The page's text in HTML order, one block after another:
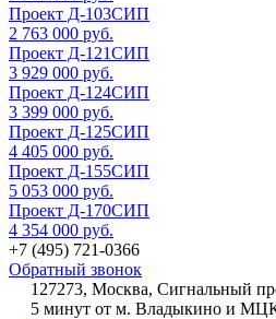
Проект Д-103СИП
2 763 000 руб.
Проект Д-121СИП
3 929 000 руб.
Проект Д-124СИП
3 399 000 руб.
Проект Д-125СИП
4 405 000 руб.
Проект Д-155СИП
5 053 000 руб.
Проект Д-170СИП
4 354 000 руб.
+7 (495) 721-0366
Обратный звонок
127273, Москва, Сигнальный
5 минут от м. Владыкино и